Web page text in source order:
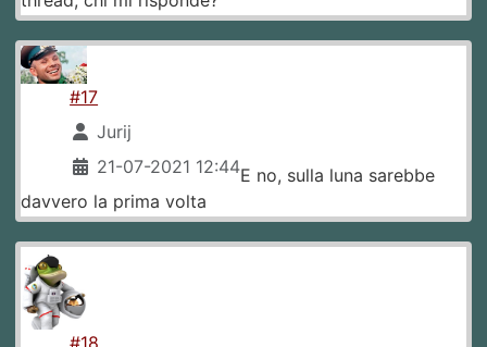
#17
Jurij
21-07-2021 12:44E no, sulla luna sarebbe
davvero la prima volta
#18